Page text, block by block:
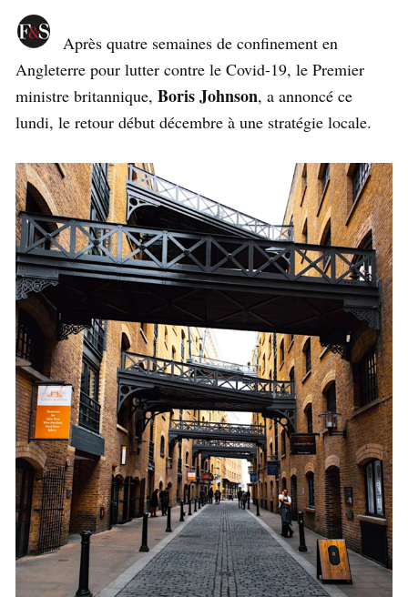
Après quatre semaines de confinement en
Angleterre pour lutter contre le Covid-19, le Premier
ministre britannique, Boris Johnson, a annoncé ce
lundi, le retour début décembre à une stratégie locale.